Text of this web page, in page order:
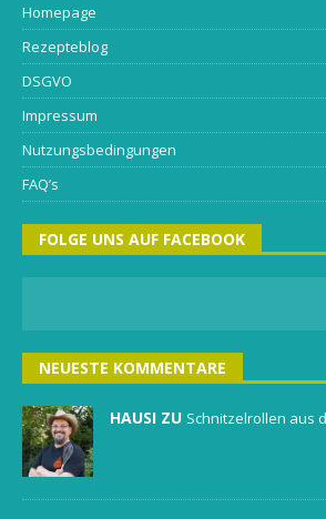
Homepage
Rezepteblog
DSGVO
Impressum
Nutzungsbedingungen
FAQ’s
FOLGE UNS AUF FACEBOOK
NEUESTE KOMMENTARE
HAUSI ZU Schnitzelrollen aus